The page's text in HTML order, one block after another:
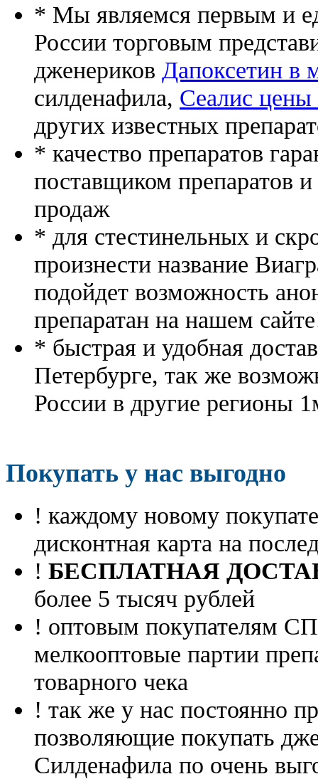
* Мы являемся первым и
России торговым
дженериков Дапоксетин в
силденафила, Сеалис цены
других известных
* качество препаратов
поставщиком препаратов
продаж
* для стестинельных и
произнести название
подойдет возможность
препаратан на нашем
* быстрая и удобная
Петербурге, так же
России в другие регионы
Покупать у нас выгодно
! каждому новому
дисконтная карта на
! БЕСПЛАТНАЯ
более 5 тысяч рублей
! оптовым покупателям
мелкооптовые партии
товарного чека
! так же у нас постоянно
позволяющие покупать
Силденафила по очень